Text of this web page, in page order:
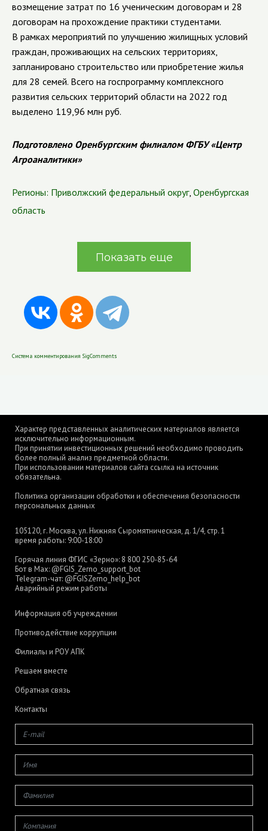
возмещение затрат по 16 ученическим договорам и 28
договорам на прохождение практики студентами.
В рамках мероприятий по улучшению жилищных условий
граждан, проживающих на сельских территориях,
запланировано строительство или приобретение жилья
для 28 семей. Всего на госпрограмму комплексного
развития сельских территорий области на 2022 год
выделено 119,96 млн руб.
Подготовлено Оренбургским филиалом ФГБУ «Центр
Агроаналитики»
Регионы: Приволжский федеральный округ, Оренбургская
область
Показать еще
Система комментирования SigComments
Характер представленных аналитических материалов является
исключительно информационным.
При принятии инвестиционных решений необходимо проводить
более полный анализ предметной области.
При использовании материалов сайта ссылка на источник
обязательна.
Политика организации обработки и обеспечения безопасности
персональных данных
105120, г. Москва, ул. Нижняя Сыромятническая, д. 1/4, стр. 1
время работы: 9:00-18:00
Горячая линия ФГИС «Зерно»: 8 800 250-85-64
Бот в Max: @FGIS_Zerno_support_bot
Telegram-чат: @FGISZerno_help_bot
Аварийный режим работы
Информация об учреждении
Противодействие коррупции
Филиалы и РОУ АПК
Решаем вместе
Обратная связь
Контакты